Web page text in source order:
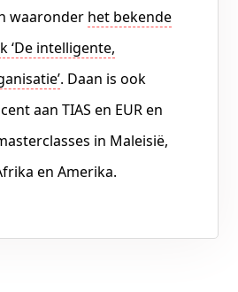
waaronder het bekende
‘De intelligente,
. Daan is ook
aan TIAS en EUR en
in Maleisië,
en Amerika.